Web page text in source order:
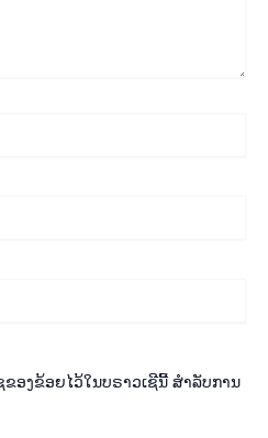
ຂອງຂ້ອຍໄວ້ໃນບຣາວເຊີນີ້ ສຳລັບການ